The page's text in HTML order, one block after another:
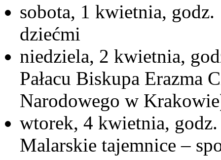
sobota, 1 kwietnia,
dziećmi
niedziela, 2 kwietnia,
Pałacu Biskupa Erazma
Narodowego w
wtorek, 4 kwietnia,
Malarskie tajemnice –